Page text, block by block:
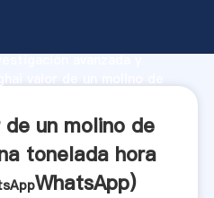
avanzada y
los clientes.
un molino de
tonelada hora
WhatsApp)